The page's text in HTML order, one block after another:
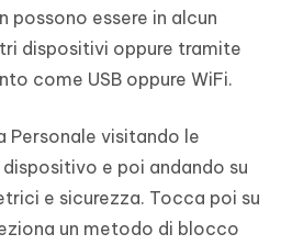
possono essere in alcun
dispositivi oppure tramite
come USB oppure WiFi.
Personale visitando le
e poi andando su
e sicurezza. Tocca poi su
un metodo di blocco